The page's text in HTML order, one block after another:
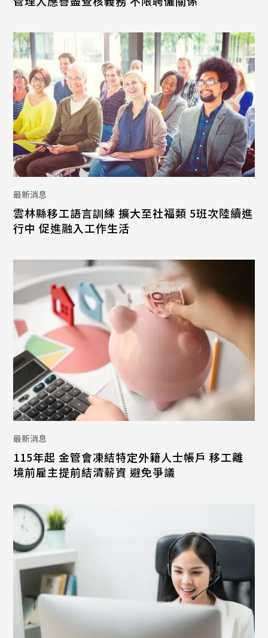
最新消息
雲林縣移工語言訓練 擴大至社福類 5班次陸續進
行中 促進融入工作生活
最新消息
115年起 金管會凍結特定外籍人士帳戶 移工離
境前雇主提前結清薪資 避免爭議